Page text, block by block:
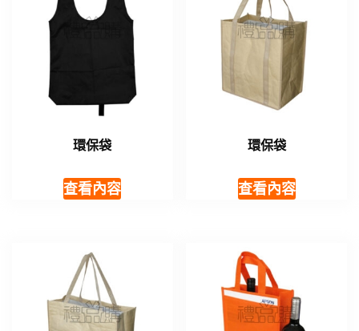
環保袋
查看內容
環保袋
查看內容